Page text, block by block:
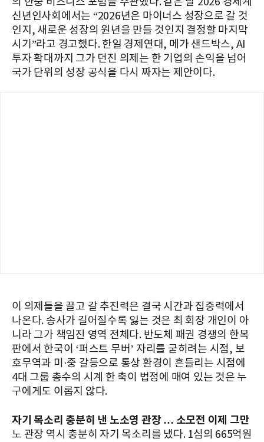
신년인사회에서는 “2026년은 마이너스 성장으로 갈 것
인지, 새로운 성장의 원년을 만들 것인지 결정할 마지막
시기”라고 경고했다. 한일 경제연대, 메가 샌드박스, AI
투자 확대까지 그가 던진 의제는 한 기업의 손익을 넘어
국가 단위의 성장 공식을 다시 짜자는 제안이다.
이 의제들을 끌고 갈 추진력은 결국 시간과 집중력에서
나온다. 송사가 길어질수록 잃는 것은 최 회장 개인이 아
니라 그가 책임진 영역 전체다. 반도체 패권 경쟁의 한복
판에서 한국이 ‘퍼스트 무버’ 자리를 굳히려는 시점, 보
호무역과 미·중 갈등으로 통상 환경이 흔들리는 시점에
4대 그룹 총수의 시계 한 축이 법정에 매여 있는 것은 누
구에게도 이롭지 않다.
자기 목소리 충분히 낸 노소영 관장 … 소모전 이제 그만
노 관장 역시 충분히 자기 목소리를 냈다. 1심의 665억원